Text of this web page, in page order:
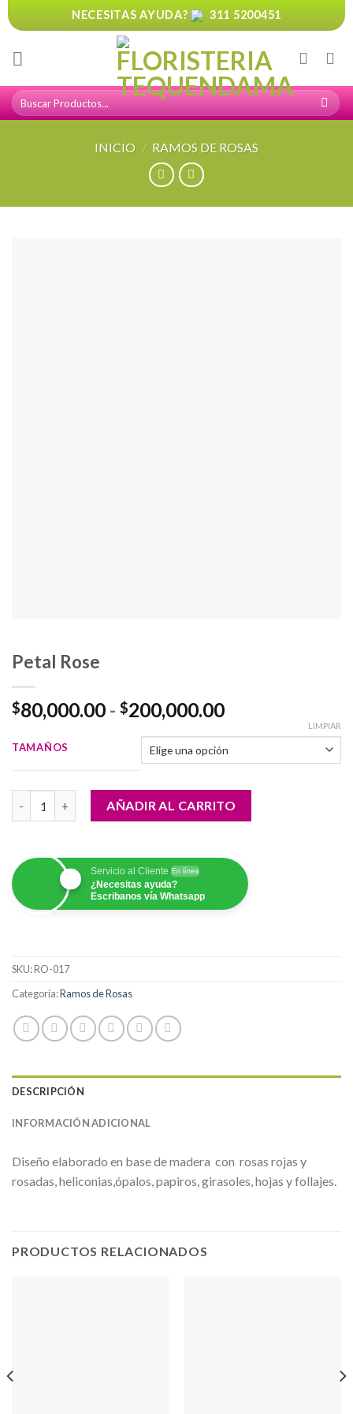
to
content
NECESITAS AYUDA? 311 5200451
Buscar
por:
INICIO / RAMOS DE ROSAS
Petal Rose
$80,000.00 - $200,000.00Rango
precios:
desde
$80,000.00
hasta
$200,000.00
TAMAÑOS
LIMPIAR
AÑADIR AL CARRITO
Servicio al Cliente En línea
¿Necesitas ayuda?
Escribanos vía Whatsapp
SKU:RO-017
Categoría:Ramos de Rosas
DESCRIPCIÓN
INFORMACIÓN ADICIONAL
Diseño elaborado en base de madera con rosas rojas y
rosadas, heliconias,ópalos, papiros, girasoles, hojas y follajes.
PRODUCTOS RELACIONADOS